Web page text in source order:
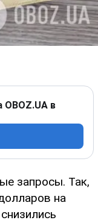
в
запросы. Так,
на